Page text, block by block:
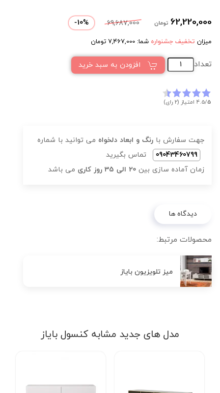
62,220,000 تومان 69,687,000
10%
-
میزان تخفیف جشنواره شما: 7,467,000 تومان
تعداد افزودن به سبد خرید
4.5/5 امتیاز (2 رای)
جهت سفارش با رنگ و ابعاد دلخواه می توانید با شماره
09043460799
تماس بگیرید
زمان آماده سازی بین 20 الی 35 روز کاری می باشد
دیدگاه ها
محصولات مرتبط:
میز تلویزیون بایاز
مدل های جدید مشابه کنسول بایاز